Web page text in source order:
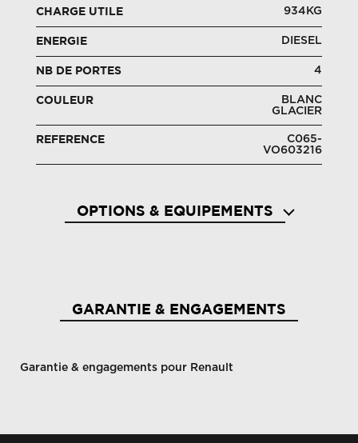
CHARGE UTILE 934KG
ENERGIE DIESEL
NB DE PORTES 4
COULEUR
BLANC
GLACIER
REFERENCE
C065-
VO603216
OPTIONS & EQUIPEMENTS
GARANTIE & ENGAGEMENTS
Garantie & engagements pour Renault